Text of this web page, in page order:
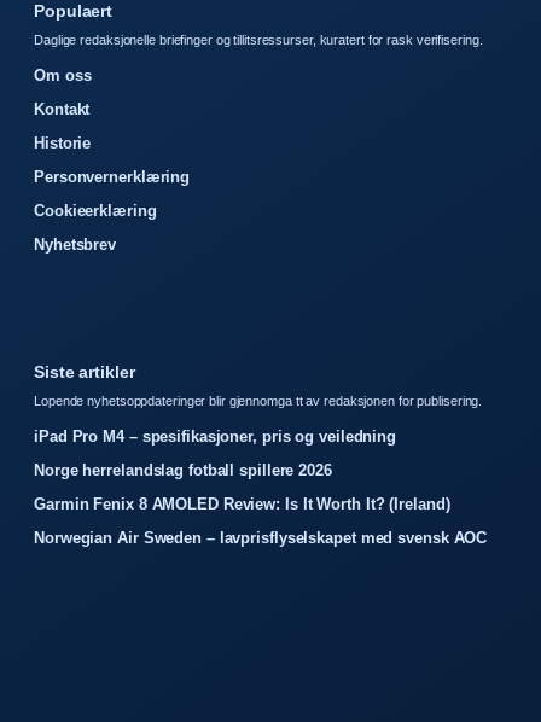
Populaert
Daglige redaksjonelle briefinger og tillitsressurser, kuratert for rask verifisering.
Om oss
Kontakt
Historie
Personvernerklæring
Cookieerklæring
Nyhetsbrev
Siste artikler
Lopende nyhetsoppdateringer blir gjennomga tt av redaksjonen for publisering.
iPad Pro M4 – spesifikasjoner, pris og veiledning
Norge herrelandslag fotball spillere 2026
Garmin Fenix 8 AMOLED Review: Is It Worth It? (Ireland)
Norwegian Air Sweden – lavprisflyselskapet med svensk AOC